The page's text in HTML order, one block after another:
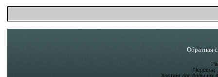
Обратная
Перевод:
Хостинг для больших